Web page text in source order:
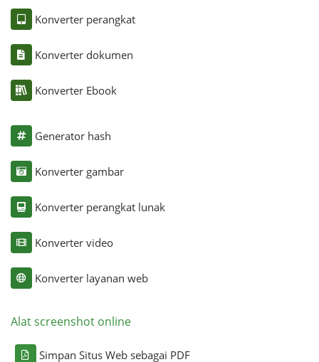
Konverter perangkat
Konverter dokumen
Konverter Ebook
Generator hash
Konverter gambar
Konverter perangkat lunak
Konverter video
Konverter layanan web
Alat screenshot online
Simpan Situs Web sebagai PDF